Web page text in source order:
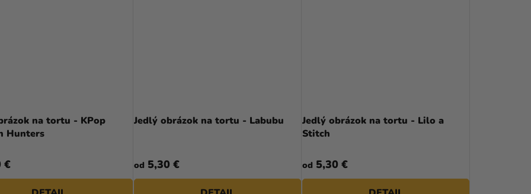
na tortu - KPop
Hunters
€
Jedlý obrázok na tortu - Labubu
od 5,30 €
Jedlý obrázok na tortu - Lilo a
Stitch
od 5,30 €